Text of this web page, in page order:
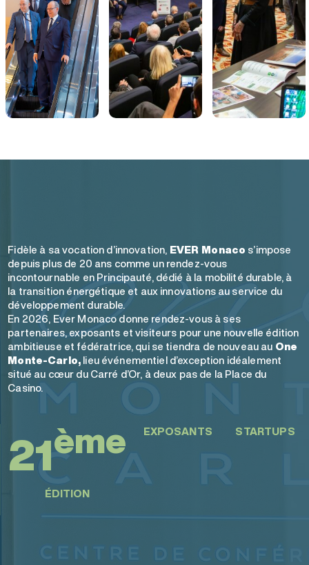
Fidèle à sa vocation d’innovation, EVER Monaco s’impose
depuis plus de 20 ans comme un rendez-vous
incontournable en Principauté, dédié à la mobilité durable, à
la transition énergétique et aux innovations au service du
développement durable.
En 2026, Ever Monaco donne rendez-vous à ses
partenaires, exposants et visiteurs pour une nouvelle édition
ambitieuse et fédératrice, qui se tiendra de nouveau au One
Monte-Carlo,lieu événementiel d’exception idéalement
situé au cœur du Carré d’Or, à deux pas de la Place du
Casino.
21ème
ÉDITION
EXPOSANTS STARTUPS